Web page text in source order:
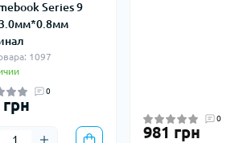
Series 9
1097
0
0
981 грн